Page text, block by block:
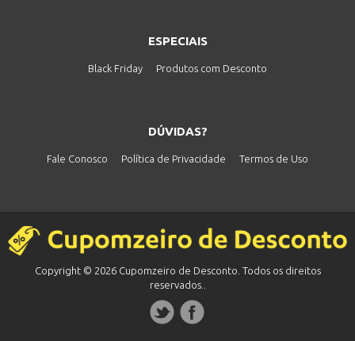
ESPECIAIS
Black Friday Produtos com Desconto
DÚVIDAS?
Fale Conosco Política de Privacidade Termos de Uso
Copyright © 2026 Cupomzeiro de Desconto. Todos os direitos
reservados..